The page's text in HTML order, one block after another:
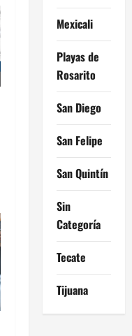
Mexicali
Playas de
Rosarito
San Diego
San Felipe
San Quintín
Sin
Categoría
Tecate
Tijuana